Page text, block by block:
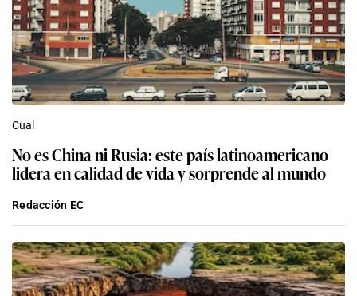
Cual
No es China ni Rusia: este país latinoamericano
lidera en calidad de vida y sorprende al mundo
Redacción EC